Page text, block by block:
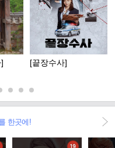
[끝장수사]
한곳에!